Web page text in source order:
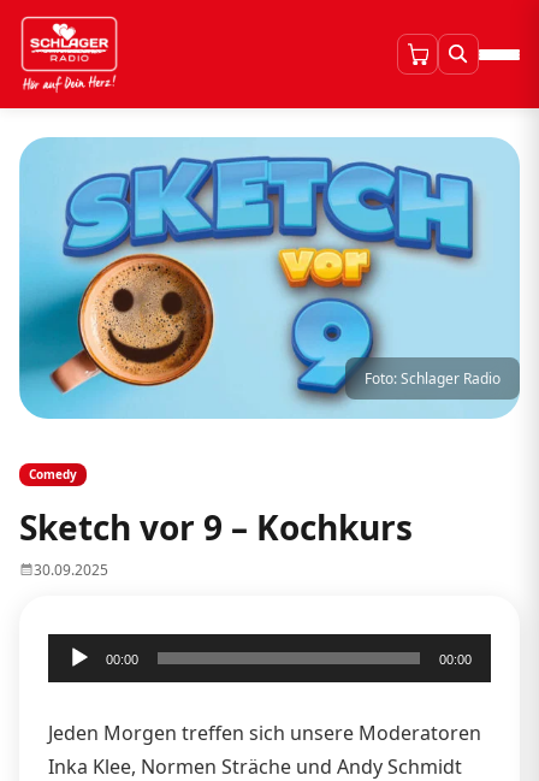
Foto: Schlager Radio
Comedy
Sketch vor 9 – Kochkurs
30.09.2025
Audio-
Player
00:00 00:00
Jeden Morgen treffen sich unsere Moderatoren
Inka Klee, Normen Sträche und Andy Schmidt